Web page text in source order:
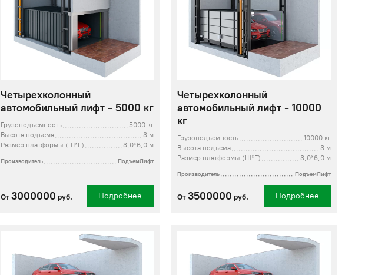
Четырехколонный
автомобильный лифт - 5000 кг
Грузоподъемность
5000 кг
Высота подъема
3 м
Размер платформы (Ш*Г)
3,0*6,0 м
Производитель ПодъемЛифт
От 3000000 руб. Подробнее
Четырехколонный
автомобильный лифт - 10000
кг
Грузоподъемность
10000 кг
Высота подъема
3 м
Размер платформы (Ш*Г)
3,0*6,0 м
Производитель ПодъемЛифт
От3500000 руб. Подробнее